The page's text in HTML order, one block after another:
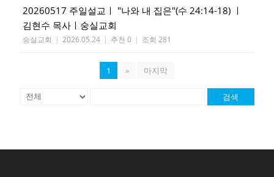
20260517 주일설교ㅣ "나와 내 집은"(수 24:14-18) ㅣ
김현수 목사ㅣ숭실교회
숭실교회 | 2026.05.24 | 추천 0 | 조회 281
1 » 마지막
검색